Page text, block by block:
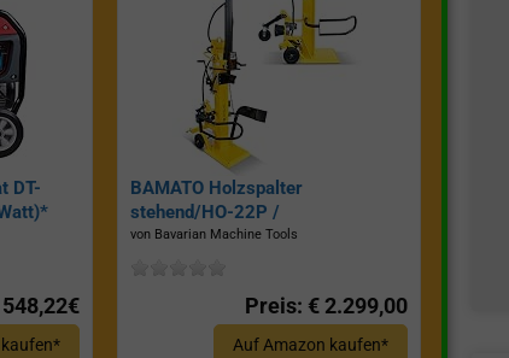
DT-
BAMATO Holzspalter
stehend/HO-22P /
Zapfwellenantrieb, Inkl.
von Bavarian Machine Tools
Preis: € 2.299,00
Auf Amazon kaufen*